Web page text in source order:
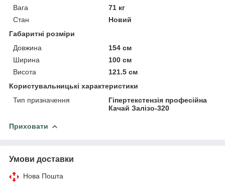
Вага
71 кг
Стан
Новий
Габаритні розміри
Довжина
154 см
Ширина
100 см
Висота
121.5 см
Користувальницькі характеристики
Тип призначення
Гіпертекстензія професійна
Качай Залізо-320
Приховати
Умови доставки
Нова Пошта